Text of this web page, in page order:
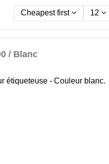
Cheapest first 12
/ Blanc
étiqueteuse - Couleur blanc.